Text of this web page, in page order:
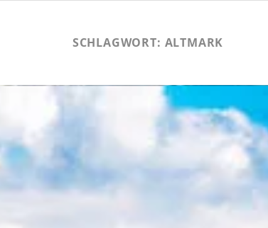
SCHLAGWORT: ALTMARK